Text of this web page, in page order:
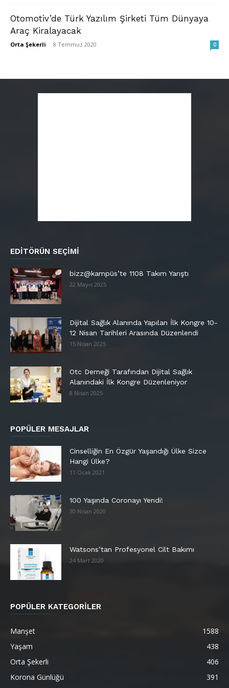
Otomotiv’de Türk Yazılım Şirketi Tüm Dünyaya
Araç Kiralayacak
Orta Şekerli - 8 Temmuz 2020 0
EDITÖRÜN SEÇIMI
bizz@kampüs’te 1108 Takım Yarıştı
22 Mayıs 2025
Dijital Sağlık Alanında Yapılan İlk Kongre 10-
12 Nisan Tarihleri Arasında Düzenlendi
15 Nisan 2025
Otc Derneği Tarafından Dijital Sağlık
Alanındaki İlk Kongre Düzenleniyor
8 Nisan 2025
POPÜLER MESAJLAR
Cinselliğin En Özgür Yaşandığı Ülke Sizce
Hangi Ülke?
11 Ocak 2021
100 Yaşında Coronayı Yendi!
30 Nisan 2020
Watsons’tan Profesyonel Cilt Bakımı
24 Mart 2020
POPÜLER KATEGORİLER
Manşet
1588
Yaşam
438
Orta Şekerli
406
Korona Günlüğü
391